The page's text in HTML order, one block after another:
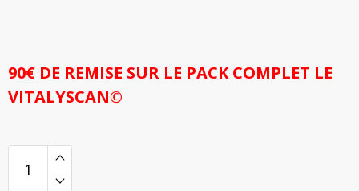
90€ DE REMISE SUR LE PACK COMPLET LE
VITALYSCAN©